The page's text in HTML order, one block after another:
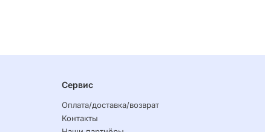
Сервис
Оплата/доставка/возврат
Контакты